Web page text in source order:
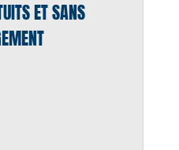
ET SANS